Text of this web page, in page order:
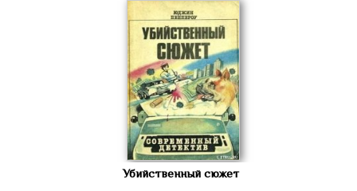
Убийственный сюжет